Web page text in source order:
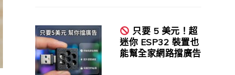
只要 5 美元！超
迷你 ESP32 裝置也
能幫全家網路擋廣告